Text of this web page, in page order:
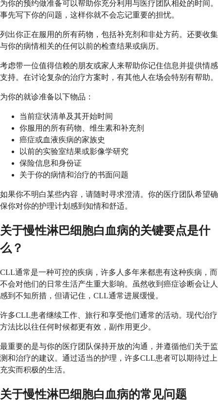
为你的预约做准备可以帮助你充分利用与医疗团队相处的时间。
事先写下你的问题，这样你就不会忘记重要的担忧。
列出你正在服用的所有药物，包括补充剂和非处方药。还要收集
与你的病情相关的任何以前的检查结果或病历。
考虑带一位值得信赖的朋友或家人来帮助你记住信息并提供情感
支持。在讨论复杂的治疗方案时，有其他人在场会特别有帮助。
为你的就诊准备以下物品：
当前症状清单及其开始时间
你服用的所有药物、维生素和补充剂
癌症或血液疾病的家族史
以前的实验室结果或影像学研究
保险信息和身份证
关于你的病情和治疗的书面问题
如果你不明白某些内容，请随时寻求澄清。你的医疗团队希望确
保你对你的护理计划感到知情和舒适。
关于慢性淋巴细胞白血病的关键要点是什
么？
CLL通常是一种可控的疾病，许多人多年来都患有这种疾病，而
不会对他们的日常生活产生重大影响。虽然收到癌症诊断会让人
感到不知所措，但请记住，CLL通常进展缓慢。
许多CLL患者继续工作、旅行和享受他们通常的活动。现代治疗
方法比以往任何时候都更有效，副作用更少。
最重要的是与你的医疗团队保持开放的沟通，并遵循他们关于监
测和治疗的建议。通过适当的护理，许多CLL患者可以期待过上
充实而积极的生活。
关于慢性淋巴细胞白血病的常见问题